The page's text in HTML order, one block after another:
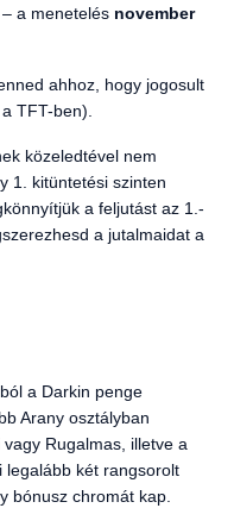
a menetelés november
ahhoz, hogy jogosult
TFT-ben).
közeledtével nem
1. kitüntetési szinten
a feljutást az 1.-
a jutalmaidat a
a Darkin penge
Arany osztályban
Rugalmas, illetve a
legalább két rangsorolt
bónusz chromát kap.